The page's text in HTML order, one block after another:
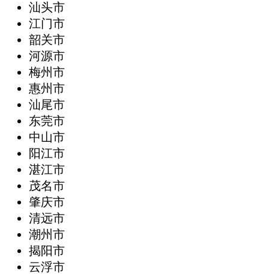
汕头市
江门市
韶关市
河源市
梅州市
惠州市
汕尾市
东莞市
中山市
阳江市
湛江市
茂名市
肇庆市
清远市
潮州市
揭阳市
云浮市